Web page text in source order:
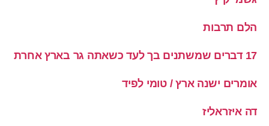
הלם תרבות
17 דברים שמשתנים בך לעד כשאתה גר בארץ אחרת
אומרים ישנה ארץ / טומי לפיד
דה איזראליז